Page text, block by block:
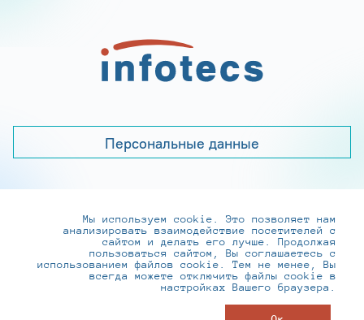
Персональные данные
+7 (495) 737-6192, 8-800-250-0-260
practice@infotecs.ru,hr@infotecs.ru
127273, г. Москва, Отрадная ул., 2Б строение 1
Мы используем cookie. Это позволяет нам
анализировать взаимодействие посетителей с
сайтом и делать его лучше. Продолжая
пользоваться сайтом, Вы соглашаетесь с
использованием файлов cookie. Тем не менее, Вы
всегда можете отключить файлы cookie в
настройках Вашего браузера.